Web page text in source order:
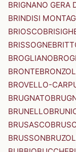
BRIGNANO GERA
BRINDISI
BRIOSCO
BRISSOGNE
BROGLIANO
BRONTE
BROVELLO-
BRUGNATO
BRUNELLO
BRUSASCO
BRUSSON